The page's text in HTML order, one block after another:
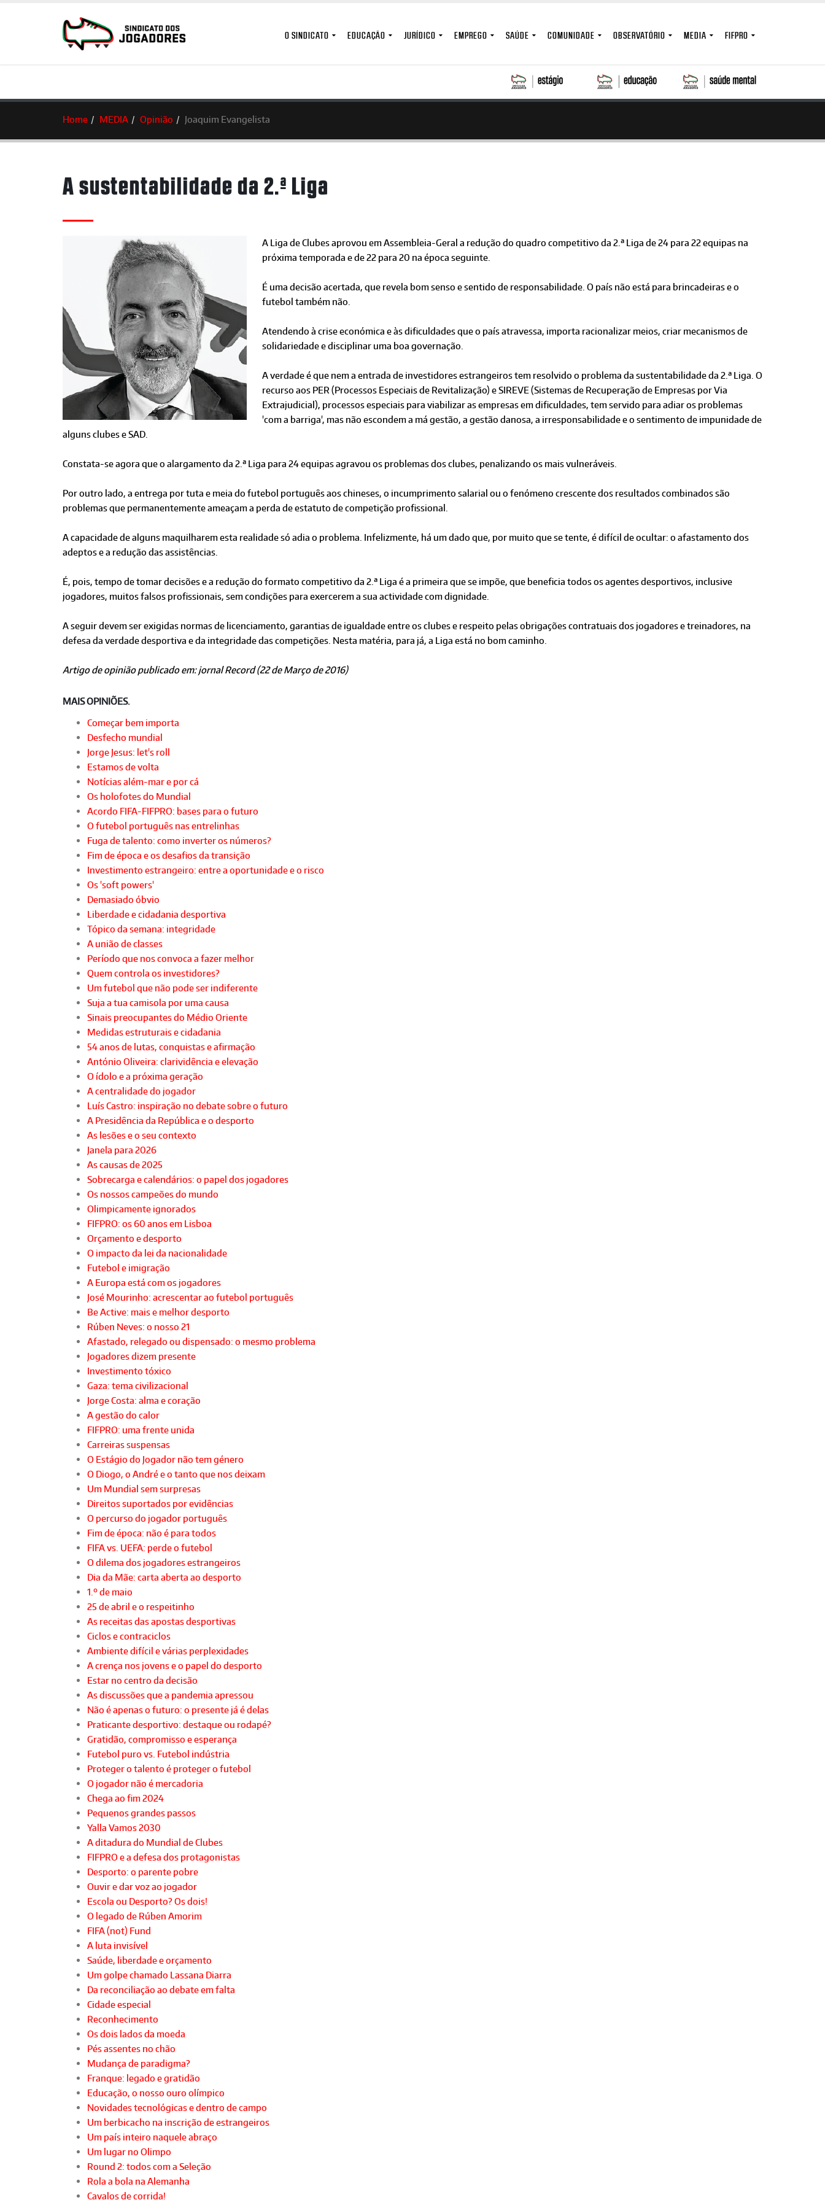
O SINDICATO EDUCAÇÃO JURÍDICO EMPREGO SAÚDE COMUNIDADE OBSERVATÓRIO MEDIA FIFPRO
Home MEDIA Opinião Joaquim Evangelista
A sustentabilidade da 2.ª Liga
A Liga de Clubes aprovou em Assembleia-Geral a redução do quadro competitivo da 2.ª Liga de 24 para 22 equipas na
próxima temporada e de 22 para 20 na época seguinte.
É uma decisão acertada, que revela bom senso e sentido de responsabilidade. O país não está para brincadeiras e o
futebol também não.
Atendendo à crise económica e às dificuldades que o país atravessa, importa racionalizar meios, criar mecanismos de
solidariedade e disciplinar uma boa governação.
A verdade é que nem a entrada de investidores estrangeiros tem resolvido o problema da sustentabilidade da 2.ª Liga. O
recurso aos PER (Processos Especiais de Revitalização) e SIREVE (Sistemas de Recuperação de Empresas por Via
Extrajudicial), processos especiais para viabilizar as empresas em dificuldades, tem servido para adiar os problemas
'com a barriga', mas não escondem a má gestão, a gestão danosa, a irresponsabilidade e o sentimento de impunidade de
alguns clubes e SAD.
Constata-se agora que o alargamento da 2.ª Liga para 24 equipas agravou os problemas dos clubes, penalizando os mais vulneráveis.
Por outro lado, a entrega por tuta e meia do futebol português aos chineses, o incumprimento salarial ou o fenómeno crescente dos resultados combinados são
problemas que permanentemente ameaçam a perda de estatuto de competição profissional.
A capacidade de alguns maquilharem esta realidade só adia o problema. Infelizmente, há um dado que, por muito que se tente, é difícil de ocultar: o afastamento dos
adeptos e a redução das assistências.
É, pois, tempo de tomar decisões e a redução do formato competitivo da 2.ª Liga é a primeira que se impõe, que beneficia todos os agentes desportivos, inclusive
jogadores, muitos falsos profissionais, sem condições para exercerem a sua actividade com dignidade.
A seguir devem ser exigidas normas de licenciamento, garantias de igualdade entre os clubes e respeito pelas obrigações contratuais dos jogadores e treinadores, na
defesa da verdade desportiva e da integridade das competições. Nesta matéria, para já, a Liga está no bom caminho.
Artigo de opinião publicado em: jornal Record (22 de Março de 2016)
MAIS OPINIÕES.
Começar bem importa
Desfecho mundial
Jorge Jesus: let's roll
Estamos de volta
Notícias além-mar e por cá
Os holofotes do Mundial
Acordo FIFA-FIFPRO: bases para o futuro
O futebol português nas entrelinhas
Fuga de talento: como inverter os números?
Fim de época e os desafios da transição
Investimento estrangeiro: entre a oportunidade e o risco
Os 'soft powers'
Demasiado óbvio
Liberdade e cidadania desportiva
Tópico da semana: integridade
A união de classes
Período que nos convoca a fazer melhor
Quem controla os investidores?
Um futebol que não pode ser indiferente
Suja a tua camisola por uma causa
Sinais preocupantes do Médio Oriente
Medidas estruturais e cidadania
54 anos de lutas, conquistas e afirmação
António Oliveira: clarividência e elevação
O ídolo e a próxima geração
A centralidade do jogador
Luís Castro: inspiração no debate sobre o futuro
A Presidência da República e o desporto
As lesões e o seu contexto
Janela para 2026
As causas de 2025
Sobrecarga e calendários: o papel dos jogadores
Os nossos campeões do mundo
Olimpicamente ignorados
FIFPRO: os 60 anos em Lisboa
Orçamento e desporto
O impacto da lei da nacionalidade
Futebol e imigração
A Europa está com os jogadores
José Mourinho: acrescentar ao futebol português
Be Active: mais e melhor desporto
Rúben Neves: o nosso 21
Afastado, relegado ou dispensado: o mesmo problema
Jogadores dizem presente
Investimento tóxico
Gaza: tema civilizacional
Jorge Costa: alma e coração
A gestão do calor
FIFPRO: uma frente unida
Carreiras suspensas
O Estágio do Jogador não tem género
O Diogo, o André e o tanto que nos deixam
Um Mundial sem surpresas
Direitos suportados por evidências
O percurso do jogador português
Fim de época: não é para todos
FIFA vs. UEFA: perde o futebol
O dilema dos jogadores estrangeiros
Dia da Mãe: carta aberta ao desporto
1.º de maio
25 de abril e o respeitinho
As receitas das apostas desportivas
Ciclos e contraciclos
Ambiente difícil e várias perplexidades
A crença nos jovens e o papel do desporto
Estar no centro da decisão
As discussões que a pandemia apressou
Não é apenas o futuro: o presente já é delas
Praticante desportivo: destaque ou rodapé?
Gratidão, compromisso e esperança
Futebol puro vs. Futebol indústria
Proteger o talento é proteger o futebol
O jogador não é mercadoria
Chega ao fim 2024
Pequenos grandes passos
Yalla Vamos 2030
A ditadura do Mundial de Clubes
FIFPRO e a defesa dos protagonistas
Desporto: o parente pobre
Ouvir e dar voz ao jogador
Escola ou Desporto? Os dois!
O legado de Rúben Amorim
FIFA (not) Fund
A luta invisível
Saúde, liberdade e orçamento
Um golpe chamado Lassana Diarra
Da reconciliação ao debate em falta
Cidade especial
Reconhecimento
Os dois lados da moeda
Pés assentes no chão
Mudança de paradigma?
Franque: legado e gratidão
Educação, o nosso ouro olímpico
Novidades tecnológicas e dentro de campo
Um berbicacho na inscrição de estrangeiros
Um país inteiro naquele abraço
Um lugar no Olimpo
Round 2: todos com a Seleção
Rola a bola na Alemanha
Cavalos de corrida!